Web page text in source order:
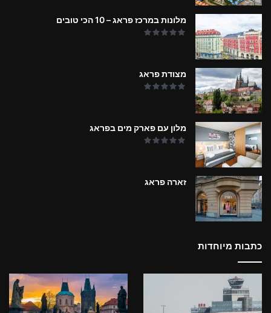
מלונות במרכז פראג – 10 הכי טובים
מצודת פראג
מלון עם פארק מים בפראג
זארה פראג
כתבות מיוחדות